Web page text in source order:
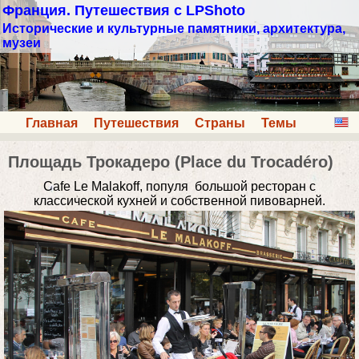
Франция. Путешествия с LPShoto
Исторические и культурные памятники, архитектура,
музеи
Главная Путешествия Страны Темы
Площадь Трокадеро (Place du Trocadéro)
Cafe Le Malakoff, популя большой ресторан с
классической кухней и собственной пивоварней.